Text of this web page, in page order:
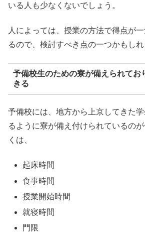
いる人も少なくないでしょう。
人によっては、授業の方法で得点が
るので、検討すべき点の一つかもしれ
予備校生のための寮が備えられてお
きる
予備校には、地方から上京してきた
るように寮が備え付けられているの
くは、
起床時間
食事時間
授業開始時間
就寝時間
門限